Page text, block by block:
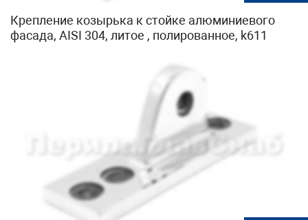
Крепление козырька к стойке алюминиевого
фасада, AISI 304, литое , полированное, k611